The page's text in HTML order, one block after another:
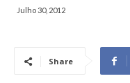
Julho 30, 2012
Share